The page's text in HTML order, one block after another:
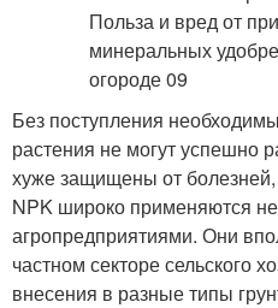
Без поступления
растения не могут успешно
хуже защищены от
NPK широко применяются
агропредприятиями. Они
частном секторе сельского
внесения в разные типы